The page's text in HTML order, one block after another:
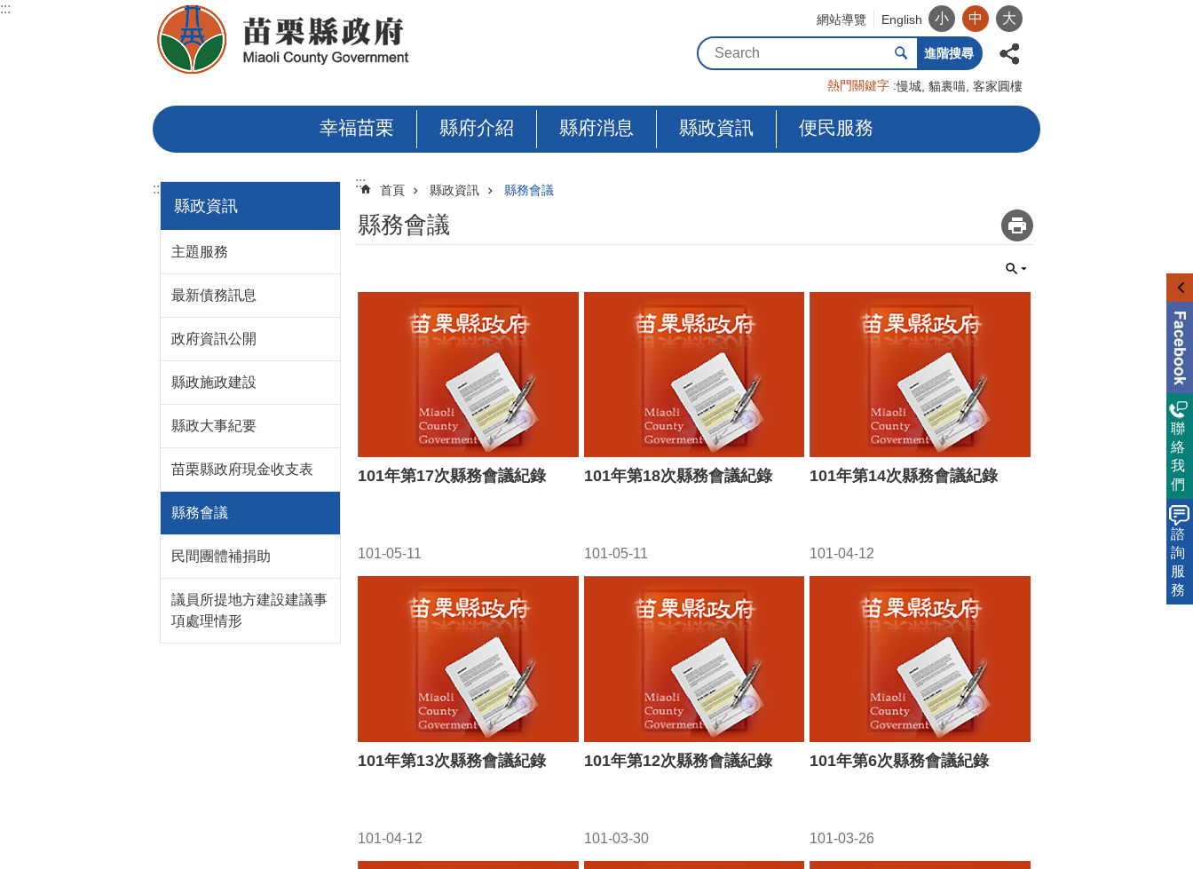
跳到主要內容區塊
:::
網站導覽 English 小 中 大
進階搜尋
熱門關鍵字 慢城 貓裏喵 客家圓樓
幸福苗栗 縣府介紹 縣府消息 縣政資訊 便民服務
:::
縣政資訊
主題服務
最新債務訊息
政府資訊公開
縣政施政建設
縣政大事紀要
苗栗縣政府現金收支表
縣務會議
民間團體補捐助
議員所提地方建設建議事
項處理情形
::: 首頁 縣政資訊 縣務會議
縣務會議 _
101年第17次縣務會議紀錄
101-05-11
101年第18次縣務會議紀錄
101-05-11
101年第14次縣務會議紀錄
101-04-12
101年第13次縣務會議紀錄
101-04-12
101年第12次縣務會議紀錄
101-03-30
101年第6次縣務會議紀錄
101-03-26
聯
絡
我
們
諮
詢
服
務